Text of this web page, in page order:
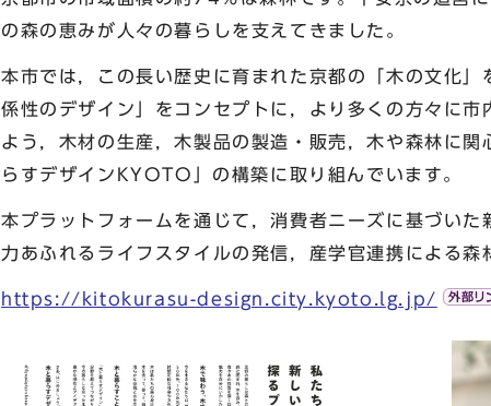
の森の恵みが人々の暮らしを支えてきました。
本市では，この長い歴史に育まれた京都の「木の文化
係性のデザイン」をコンセプトに，より多くの方々に
よう，木材の生産，木製品の製造・販売，木や森林に
らすデザインKYOTO」の構築に取り組んでいます。
本プラットフォームを通じて，消費者ニーズに基づい
力あふれるライフスタイルの発信，産学官連携による森
https://kitokurasu-design.city.kyoto.lg.jp/